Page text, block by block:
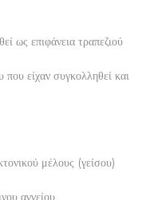
ως επιφάνεια τραπεζιού
είχαν συγκολληθεί και
μέλους (γείσου)
αγγείου